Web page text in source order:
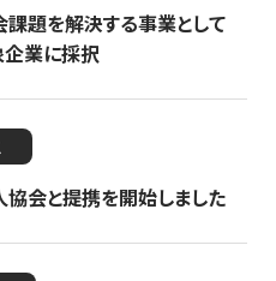
題を解決する事業として
企業に採択
会と提携を開始しました